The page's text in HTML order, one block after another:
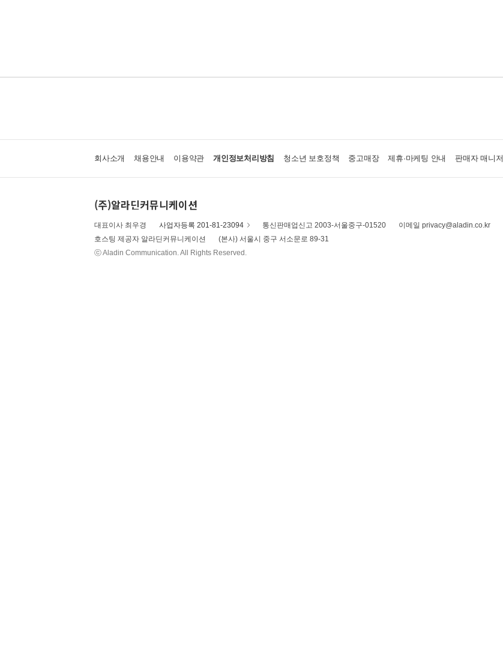
회사소개 채용안내 이용약관 개인정보처리방침 청소년 보호정책 중고매장 제휴·마케팅 안내 판매자 매니저
(주)알라딘커뮤니케이션
대표이사 최우경 사업자등록 201-81-23094 통신판매업신고 2003-서울중구-01520
이메일 privacy@aladin.co.kr
호스팅 제공자 알라딘커뮤니케이션
(본사) 서울시 중구 서소문로 89-31
ⓒ Aladin Communication. All Rights Reserved.